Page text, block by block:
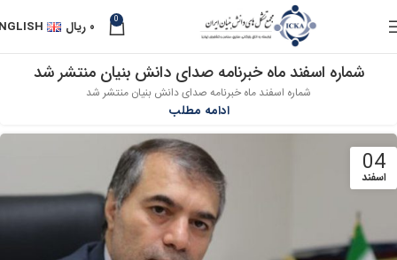
0 ۰ ریال
04شماره اسفند ماه خبرنامه صدای دانش بنیان منتشر شد
شماره اسفند ماه خبرنامه صدای دانش بنیان منتشر شد
ادامه مطلب
04
اسفند